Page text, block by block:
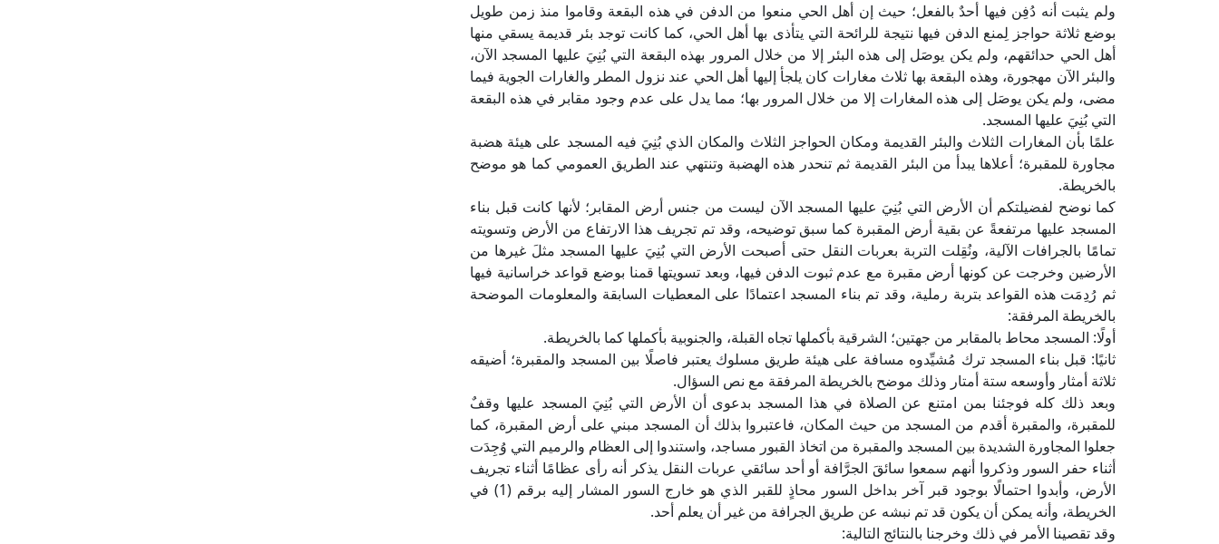
ولم يثبت أنه دُفِن فيها أحدٌ بالفعل؛ حيث إن أهل الحي منعوا من الدفن في هذه البقعة وقاموا منذ زمن طويل
بوضع ثلاثة حواجز لِمنع الدفن فيها نتيجة للرائحة التي يتأذى بها أهل الحي، كما كانت توجد بئر قديمة يسقي منها
أهل الحي حدائقهم، ولم يكن يوصَل إلى هذه البئر إلا من خلال المرور بهذه البقعة التي بُنِيَ عليها المسجد الآن،
والبئر الآن مهجورة، وهذه البقعة بها ثلاث مغارات كان يلجأ إليها أهل الحي عند نزول المطر والغارات الجوية فيما
مضى، ولم يكن يوصَل إلى هذه المغارات إلا من خلال المرور بها؛ مما يدل على عدم وجود مقابر في هذه البقعة
التي بُنِيَ عليها المسجد.
علمًا بأن المغارات الثلاث والبئر القديمة ومكان الحواجز الثلاث والمكان الذي بُنِيَ فيه المسجد على هيئة هضبة
مجاورة للمقبرة؛ أعلاها يبدأ من البئر القديمة ثم تنحدر هذه الهضبة وتنتهي عند الطريق العمومي كما هو موضح
بالخريطة.
كما نوضح لفضيلتكم أن الأرض التي بُنِيَ عليها المسجد الآن ليست من جنس أرض المقابر؛ لأنها كانت قبل بناء
المسجد عليها مرتفعةً عن بقية أرض المقبرة كما سبق توضيحه، وقد تم تجريف هذا الارتفاع من الأرض وتسويته
تمامًا بالجرافات الآلية، ونُقِلت التربة بعربات النقل حتى أصبحت الأرض التي بُنِيَ عليها المسجد مثلَ غيرها من
الأرضين وخرجت عن كونها أرض مقبرة مع عدم ثبوت الدفن فيها، وبعد تسويتها قمنا بوضع قواعد خراسانية فيها
ثم رُدِمَت هذه القواعد بتربة رملية، وقد تم بناء المسجد اعتمادًا على المعطيات السابقة والمعلومات الموضحة
بالخريطة المرفقة:
أولًا: المسجد محاط بالمقابر من جهتين؛ الشرقية بأكملها تجاه القبلة، والجنوبية بأكملها كما بالخريطة.
ثانيًا: قبل بناء المسجد ترك مُشيِّدوه مسافة على هيئة طريق مسلوك يعتبر فاصلًا بين المسجد والمقبرة؛ أضيقه
ثلاثة أمثار وأوسعه ستة أمتار وذلك موضح بالخريطة المرفقة مع نص السؤال.
وبعد ذلك كله فوجئنا بمن امتنع عن الصلاة في هذا المسجد بدعوى أن الأرض التي بُنِيَ المسجد عليها وقفٌ
للمقبرة، والمقبرة أقدم من المسجد من حيث المكان، فاعتبروا بذلك أن المسجد مبني على أرض المقبرة، كما
جعلوا المجاورة الشديدة بين المسجد والمقبرة من اتخاذ القبور مساجد، واستندوا إلى العظام والرميم التي وُجِدَت
أثناء حفر السور وذكروا أنهم سمعوا سائقَ الجرَّافة أو أحد سائقي عربات النقل يذكر أنه رأى عظامًا أثناء تجريف
الأرض، وأبدوا احتمالًا بوجود قبر آخر بداخل السور محاذٍ للقبر الذي هو خارج السور المشار إليه برقم (1) في
الخريطة، وأنه يمكن أن يكون قد تم نبشه عن طريق الجرافة من غير أن يعلم أحد.
وقد تقصينا الأمر في ذلك وخرجنا بالنتائج التالية: